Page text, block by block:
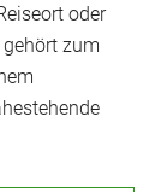
oder
zum